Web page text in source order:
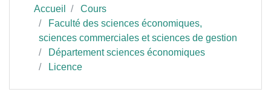
Accueil
Cours
Faculté des sciences économiques,
sciences commerciales et sciences de gestion
Département sciences économiques
Licence